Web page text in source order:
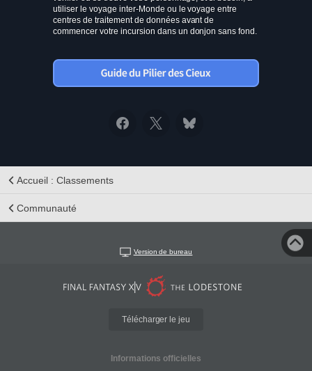
utiliser le voyage inter-Monde ou le voyage entre
centres de traitement de données avant de
commencer votre incursion dans un donjon sans fond.
Accueil : Classements
Communauté
Version de bureau
Télécharger le jeu
Informations officielles